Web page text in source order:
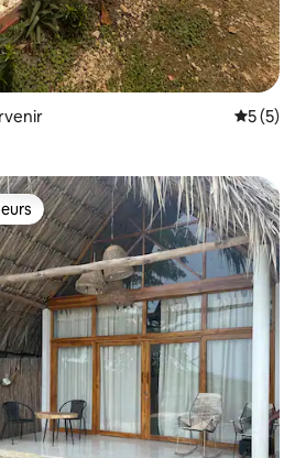
Note
5 (5)